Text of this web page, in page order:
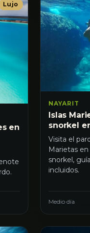
Lujo
en
NAYARIT
Islas
snorkel
Visita el
Marietas
snorkel,
incluidos.
Medio día